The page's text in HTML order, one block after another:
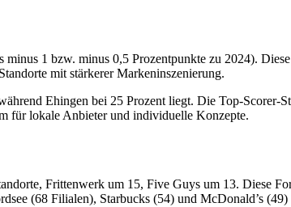
1 bzw. minus 0,5 Prozentpunkte zu 2024).
mit stärkerer Markeninszenierung.
Ehingen bei 25 Prozent liegt. Die Top-Scorer-
für lokale Anbieter und individuelle Konzepte.
Frittenwerk um 15, Five Guys um 13. Diese
(68 Filialen), Starbucks (54) und McDonald’s (49)